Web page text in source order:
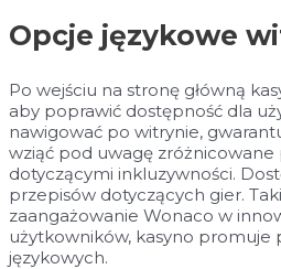
Opcje językowe
Po wejściu na stronę główną
aby poprawić dostępność dla
nawigować po witrynie,
wziąć pod uwagę
dotyczącymi inkluzywności.
przepisów dotyczących gier.
zaangażowanie Wonaco w
użytkowników, kasyno promuje
językowych.